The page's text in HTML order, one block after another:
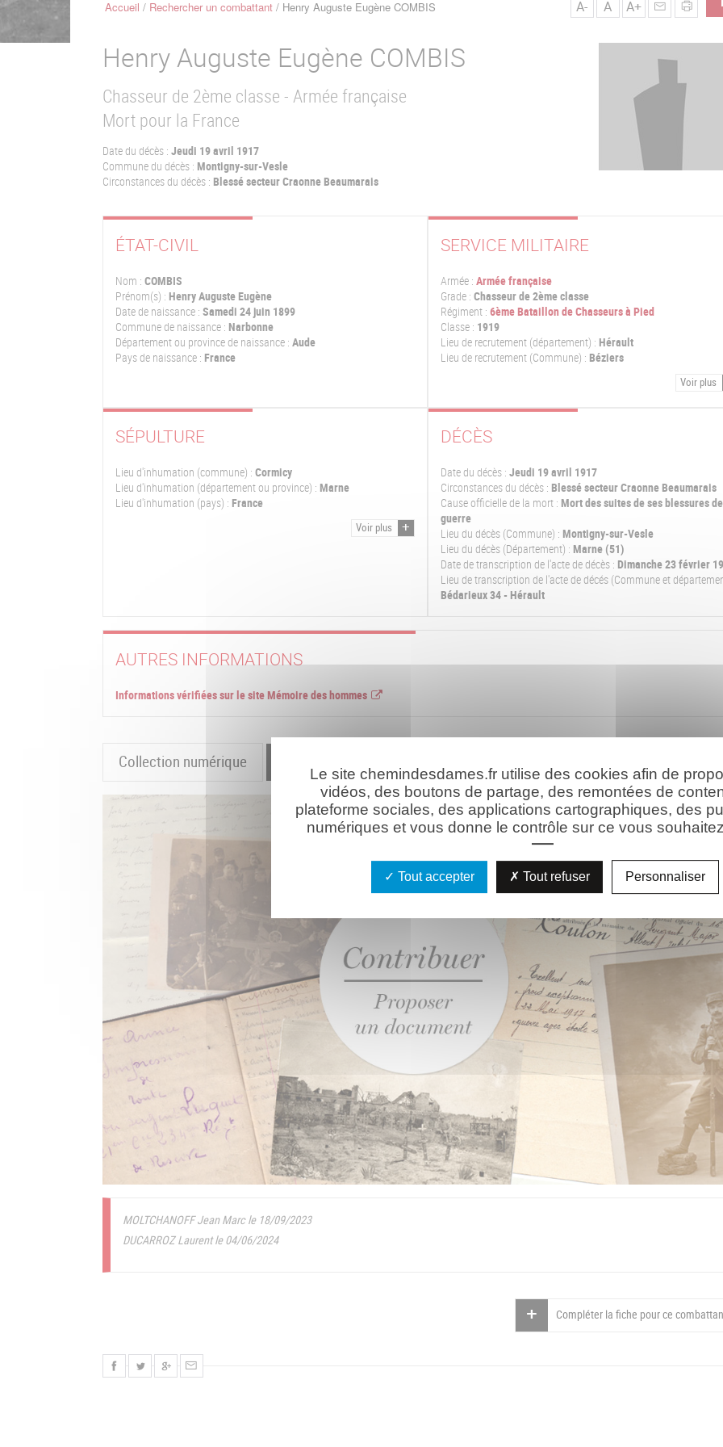
FilAccueil Rechercher un combattant Henry Auguste Eugène COMBIS A- A A+
Henry Auguste Eugène COMBIS
Chasseur de 2ème classe - Armée française
Mort pour la France
Date du décès : Jeudi 19 avril 1917
Commune du décès : Montigny-sur-Vesle
Circonstances du décès : Blessé secteur Craonne Beaumarais
ÉTAT-CIVIL
Nom : COMBIS
Prénom(s) : Henry Auguste Eugène
Date de naissance : Samedi 24 juin 1899
Commune de naissance : Narbonne
Département ou province de naissance : Aude
Pays de naissance : France
SERVICE MILITAIRE
Armée : Armée française
Grade : Chasseur de 2ème classe
Régiment : 6ème Bataillon de Chasseurs à Pied
Classe : 1919
Lieu de recrutement (département) : Hérault
Lieu de recrutement (Commune) : Béziers
Voir plus
SÉPULTURE
Lieu d'inhumation (commune) : Cormicy
Lieu d'inhumation (département ou province) : Marne
Lieu d'inhumation (pays) : France
Voir plus
DÉCÈS
Date du décès : Jeudi 19 avril 1917
Circonstances du décès : Blessé secteur Craonne Beaumarais
Cause officielle de la mort : Mort des suites de ses blessures de
guerre
Lieu du décès (Commune) : Montigny-sur-Vesle
Lieu du décès (Département) : Marne (51)
Date de transcription de l'acte de décès : Dimanche 23 février
Lieu de transcription de l'acte de décés (Commune et
Bédarieux 34 - Hérault
AUTRES INFORMATIONS
Informations vérifiées sur le site Mémoire des hommes
Collection numérique
MOLTCHANOFF Jean Marc le 18/09/2023
DUCARROZ Laurent le 04/06/2024
Compléter la fiche pour ce
Le site chemindesdames.fr utilise des cookies afin de
vidéos, des boutons de partage, des remontées de
plateforme sociales, des applications cartographiques, des
numériques et vous donne le contrôle sur ce vous
Tout accepter Tout refuser Personnaliser